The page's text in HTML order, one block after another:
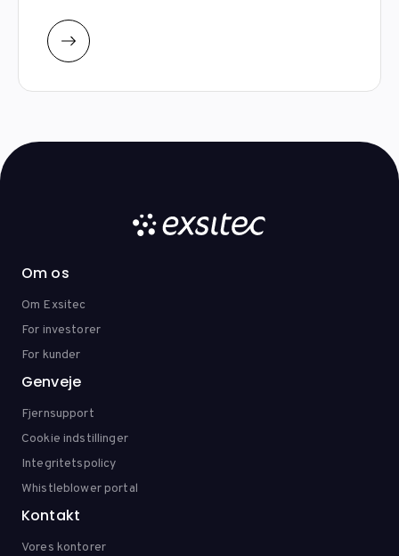
Om os
Om Exsitec
For investorer
For kunder
Genveje
Fjernsupport
Cookie indstillinger
Integritetspolicy
Whistleblower portal
Kontakt
Vores kontorer